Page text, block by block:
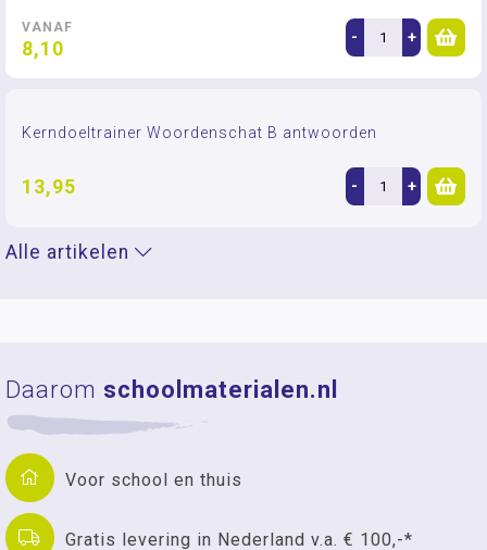
VANAF
8,10 - +
Kerndoeltrainer Woordenschat B antwoorden
13,95 - +
Alle artikelen
Daarom schoolmaterialen.nl
Voor school en thuis
Gratis levering in Nederland v.a. € 100,-*